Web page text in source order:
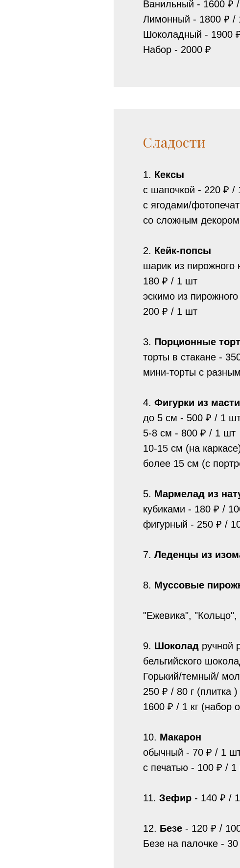
Ванильный - 1600 ₽ /
Лимонный - 1800 ₽ /
Шоколадный - 1900
Набор - 2000 ₽
Сладости
1. Кексы
с шапочкой - 220 ₽ /
с ягодами/
со сложным
2. Кейк-попсы
шарик из пирожного
180 ₽ / 1 шт
эскимо из
200 ₽ / 1 шт
3. Порционные
торты в стакане -
мини-торты с
4. Фигурки из
до 5 см - 500 ₽ / 1
5-8 см - 800 ₽ / 1 шт
10-15 см (на
более 15 см (с
5. Мармелад из
кубиками - 180 ₽ /
фигурный - 250 ₽ /
7. Леденцы из
8. Муссовые
"Ежевика",
9. Шоколад ручной
бельгийского
Горький/темный/
250 ₽ / 80 г (плитка )
1600 ₽ / 1 кг (набор
10. Макарон
обычный - 70 ₽ / 1
с печатью - 100 ₽ / 1
11. Зефир - 140 ₽ /
12. Безе - 120 ₽ /
Безе на палочке -